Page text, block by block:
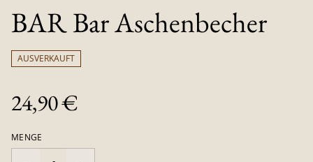
BAR Bar Aschenbecher
AUSVERKAUFT
24,90 €
MENGE